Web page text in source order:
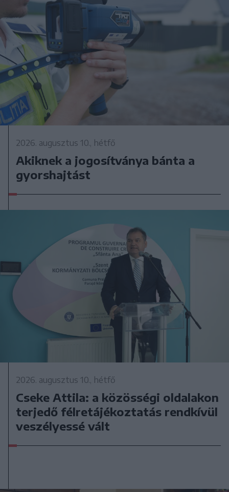
2026. augusztus 10., hétfő
Akiknek a jogosítványa bánta a
gyorshajtást
2026. augusztus 10., hétfő
Cseke Attila: a közösségi oldalakon
terjedő félretájékoztatás rendkívül
veszélyessé vált